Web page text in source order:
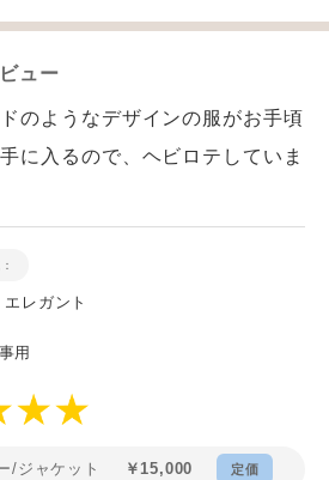
ュー
のようなデザインの服がお手頃
に入るので、ヘビロテしていま
エレガント
用
/ジャケット ￥15,000 定価